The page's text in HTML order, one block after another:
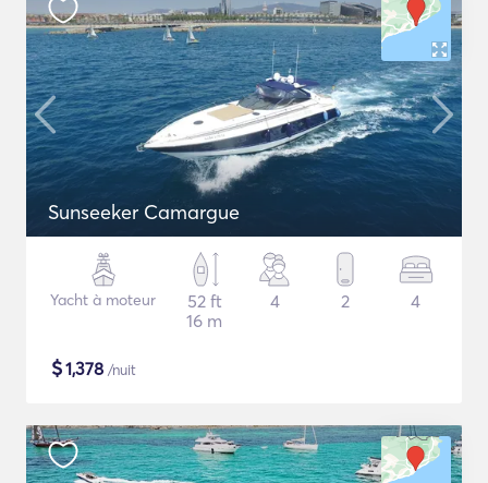
Sunseeker Camargue
Yacht à moteur
52 ft
16 m
4 2 4
$1,378 /nuit